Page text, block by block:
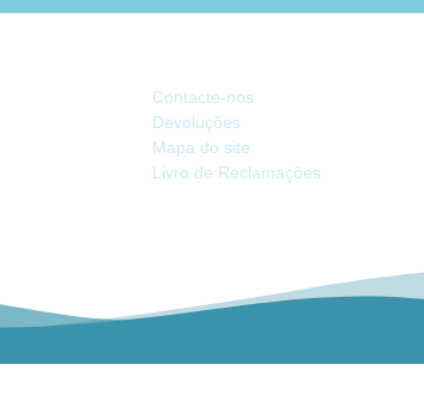
Contacte-nos
Devoluções
Mapa do site
Livro de Reclamações